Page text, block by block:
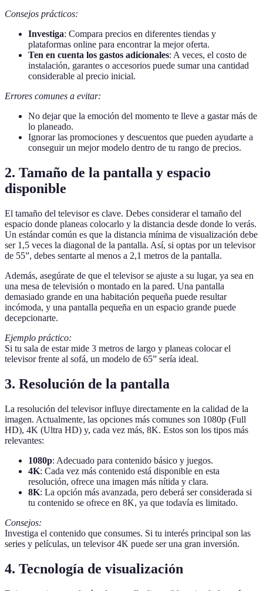
Consejos prácticos:
Investiga: Compara precios en diferentes tiendas y
plataformas online para encontrar la mejor oferta.
Ten en cuenta los gastos adicionales: A veces, el costo de
instalación, garantes o accesorios puede sumar una cantidad
considerable al precio inicial.
Errores comunes a evitar:
No dejar que la emoción del momento te lleve a gastar más de
lo planeado.
Ignorar las promociones y descuentos que pueden ayudarte a
conseguir un mejor modelo dentro de tu rango de precios.
2. Tamaño de la pantalla y espacio
disponible
El tamaño del televisor es clave. Debes considerar el tamaño del
espacio donde planeas colocarlo y la distancia desde donde lo verás.
Un estándar común es que la distancia mínima de visualización debe
ser 1,5 veces la diagonal de la pantalla. Así, si optas por un televisor
de 55”, debes sentarte al menos a 2,1 metros de la pantalla.
Además, asegúrate de que el televisor se ajuste a su lugar, ya sea en
una mesa de televisión o montado en la pared. Una pantalla
demasiado grande en una habitación pequeña puede resultar
incómoda, y una pantalla pequeña en un espacio grande puede
decepcionarte.
Ejemplo práctico:
Si tu sala de estar mide 3 metros de largo y planeas colocar el
televisor frente al sofá, un modelo de 65” sería ideal.
3. Resolución de la pantalla
La resolución del televisor influye directamente en la calidad de la
imagen. Actualmente, las opciones más comunes son 1080p (Full
HD), 4K (Ultra HD) y, cada vez más, 8K. Estos son los tipos más
relevantes:
1080p: Adecuado para contenido básico y juegos.
4K: Cada vez más contenido está disponible en esta
resolución, ofrece una imagen más nítida y clara.
8K: La opción más avanzada, pero deberá ser considerada si
tu contenido se ofrece en 8K, ya que todavía es limitado.
Consejos:
Investiga el contenido que consumes. Si tu interés principal son las
series y películas, un televisor 4K puede ser una gran inversión.
4. Tecnología de visualización